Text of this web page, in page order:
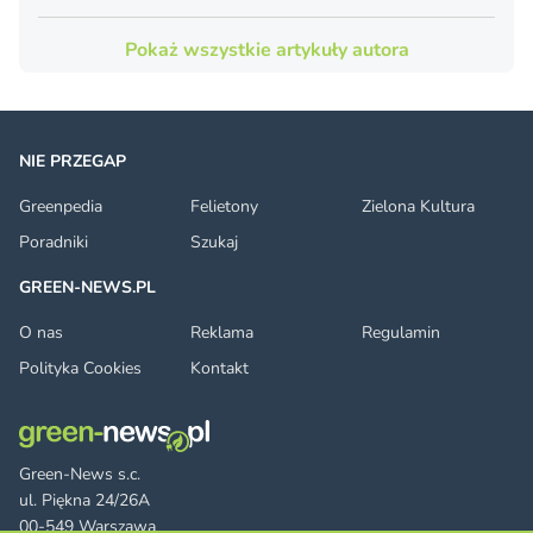
Pokaż wszystkie artykuły autora
Green-News s.c.
ul. Piękna 24/26A
00-549 Warszawa
NIE PRZEGAP
Greenpedia
Felietony
Zielona Kultura
Poradniki
Szukaj
GREEN-NEWS.PL
O nas
Reklama
Regulamin
Polityka Cookies
Kontakt